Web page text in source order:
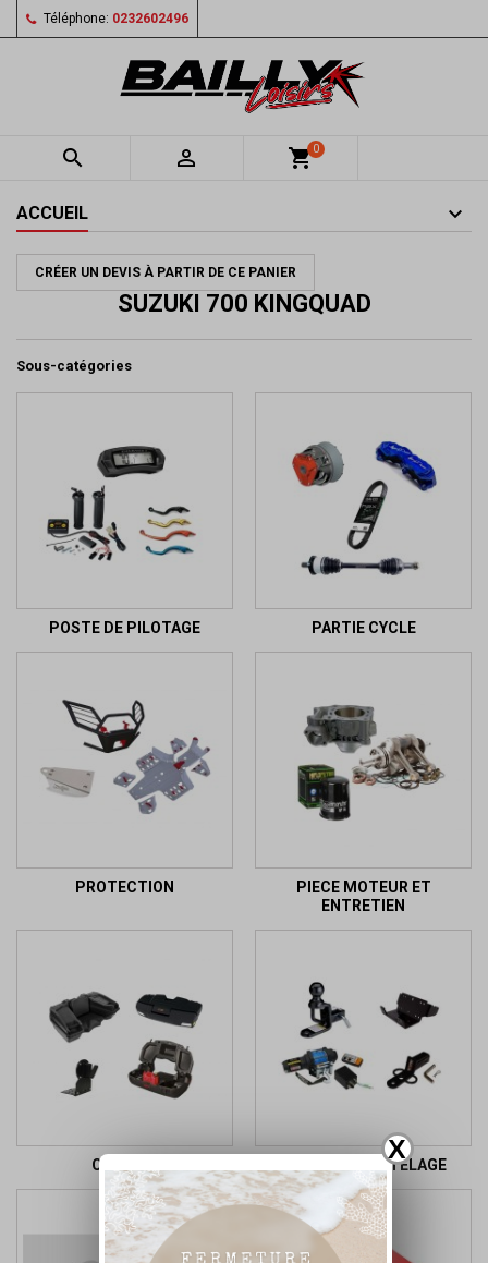
X
Téléphone: 0232602496
  shopping_cart0
ACCUEIL
CRÉER UN DEVIS À PARTIR DE CE PANIER
SUZUKI 700 KINGQUAD
Sous-catégories
POSTE DE PILOTAGE PARTIE CYCLE
PROTECTION
PIECE MOTEUR ET
ENTRETIEN
COFFRES TREUILS ET ATTELAGE